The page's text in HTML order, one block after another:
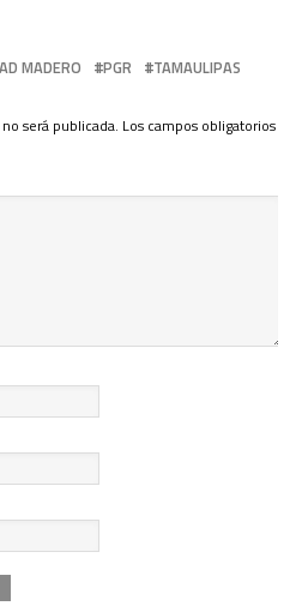
MADERO PGR TAMAULIPAS
será publicada. Los campos obligatorios